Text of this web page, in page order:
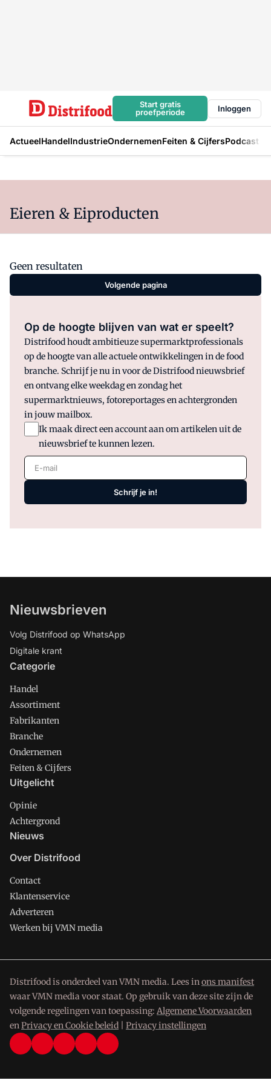
Start gratis
proefperiode
Inloggen
ActueelHandelIndustrieOndernemenFeiten & CijfersPodcast
Eieren & Eiproducten
Geen resultaten
Volgende pagina
Op de hoogte blijven van wat er speelt?
Distrifood houdt ambitieuze supermarktprofessionals
op de hoogte van alle actuele ontwikkelingen in de food
branche. Schrijf je nu in voor de Distrifood nieuwsbrief
en ontvang elke weekdag en zondag het
supermarktnieuws, fotoreportages en achtergronden
in jouw mailbox.
Ik maak direct een account aan om artikelen uit de
nieuwsbrief te kunnen lezen.
E-mail
Schrijf je in!
Nieuwsbrieven
Volg Distrifood op WhatsApp
Digitale krant
Categorie
Handel
Assortiment
Fabrikanten
Branche
Ondernemen
Feiten & Cijfers
Uitgelicht
Opinie
Achtergrond
Nieuws
Over Distrifood
Contact
Klantenservice
Adverteren
Werken bij VMN media
Distrifood is onderdeel van VMN media. Lees inons manifest
waar VMN media voor staat. Op gebruik van deze site zijn de
volgende regelingen van toepassing: Algemene Voorwaarden
enPrivacy en Cookie beleid Privacy instellingen